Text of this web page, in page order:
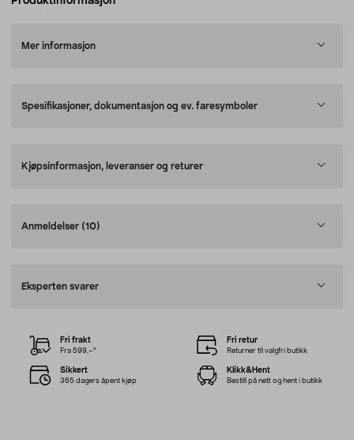
Mer informasjon
Spesifikasjoner, dokumentasjon og ev. faresymboler
Kjøpsinformasjon, leveranser og returer
Anmeldelser (10)
Eksperten svarer
Fri frakt
Fra 599,–*
Fri retur
Returner til valgfri butikk
Sikkert
365 dagers åpent kjøp
Klikk&Hent
Bestill på nett og hent i butikk